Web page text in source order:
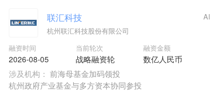
联汇科技
杭州联汇科技股份有限公司
融资时间
2026-08-05
当前轮次
战略融资轮
融资金额
数亿人民币
AI
涉及机构： 前海母基金加码领投
杭州政府产业基金与多方资本协同参投